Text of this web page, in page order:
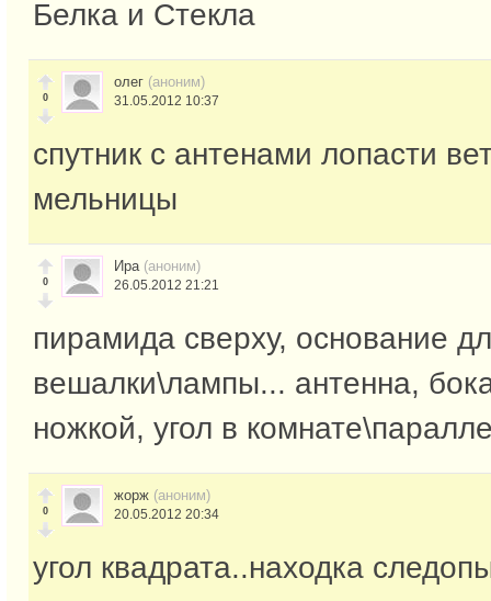
Белка и Стекла
0
олег (аноним)
31.05.2012 10:37
спутник с антенами лопасти
мельницы
0
Ира (аноним)
26.05.2012 21:21
пирамида сверху, основание
вешалки\лампы... антенна,
ножкой, угол в
0
жорж (аноним)
20.05.2012 20:34
угол квадрата..находка